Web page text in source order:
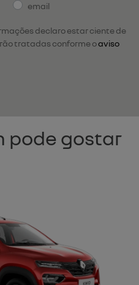
email
declaro estar ciente de
tratadas conforme oaviso
pode gostar